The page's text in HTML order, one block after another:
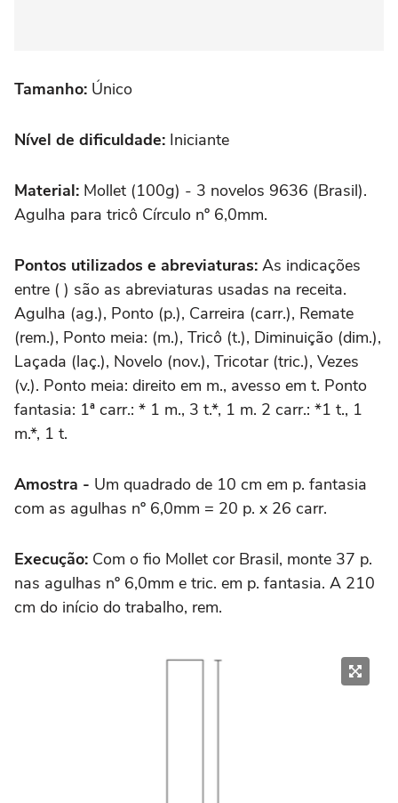
Tamanho: Único
Nível de dificuldade: Iniciante
Material: Mollet (100g) - 3 novelos 9636 (Brasil).
Agulha para tricô Círculo nº 6,0mm.
Pontos utilizados e abreviaturas: As indicações
entre ( ) são as abreviaturas usadas na receita.
Agulha (ag.), Ponto (p.), Carreira (carr.), Remate
(rem.), Ponto meia: (m.), Tricô (t.), Diminuição (dim.),
Laçada (laç.), Novelo (nov.), Tricotar (tric.), Vezes
(v.). Ponto meia: direito em m., avesso em t. Ponto
fantasia: 1ª carr.: * 1 m., 3 t.*, 1 m. 2 carr.: *1 t., 1
m.*, 1 t.
Amostra - Um quadrado de 10 cm em p. fantasia
com as agulhas nº 6,0mm = 20 p. x 26 carr.
Execução: Com o fio Mollet cor Brasil, monte 37 p.
nas agulhas nº 6,0mm e tric. em p. fantasia. A 210
cm do início do trabalho, rem.